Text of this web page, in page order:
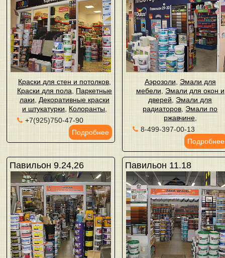
Краски для стен и потолков
Краски для пола
Паркетные
лаки
Декоративные краски
и штукатурки
Колоранты
+7(925)750-47-90
Подробнее
Аэрозоли
Эмали для
мебели
Эмали для окон и
дверей ,Эмали для
радиаторов ,Эмали по
ржавчине,
8-499-397-00-13
Подробнее
Павильон 9.24,26 Павильон 11.18